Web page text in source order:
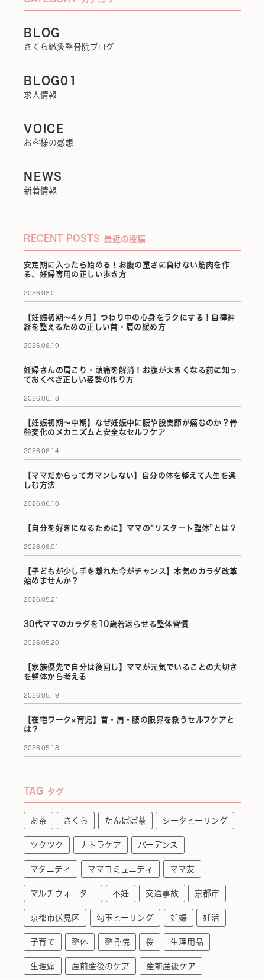
BLOG
さくら鍼灸整骨院ブログ
BLOG01
求人情報
VOICE
お客様の感想
NEWS
新着情報
RECENT POSTS 最近の投稿
安定期に入ったら始める！お腹の重さに負けない筋肉を作
る、妊婦専用の正しい歩き方
2026.08.01
【妊娠初期〜4ヶ月】つわり中の心身をラクにする！自律神
経を整えるための正しい首・肩の緩め方
2026.06.19
妊婦さんの肩こり・頭痛を解消！お腹が大きくなる前に知っ
ておくべき正しい姿勢の作り方
2026.06.18
【妊娠初期〜中期】なぜ妊娠中に腰や股関節が痛むのか？骨
盤変化のメカニズムと安全なセルフケア
2026.06.14
【ママだからってガマンしない】自分の体を整えて人生を楽
しむ方法
2026.06.10
【自分を好きになるために】ママの“リスタート整体”とは？
2026.06.01
【子どもが少し手を離れた今がチャンス】本気のカラダ改革
始めませんか？
2026.05.21
30代ママのカラダを10歳若返らせる整体習慣
2026.05.20
【家族優先で自分は後回し】ママが元気でいることの大切さ
を整体から考える
2026.05.19
【在宅ワーク×育児】首・肩・腰の限界を救うセルフケアと
は？
2026.05.18
TAG タグ
お茶 さくら たんぽぽ茶 シータヒーリング
ツクツク ナトラケア バーデンス
マタニティ ママコミュニティ ママ友
マルチウォーター 不妊 交通事故 京都市
京都市伏見区 勾玉ヒーリング 妊婦 妊活
子育て 整体 整骨院 桜 生理用品
生理痛 産前産後のケア 産前産後ケア